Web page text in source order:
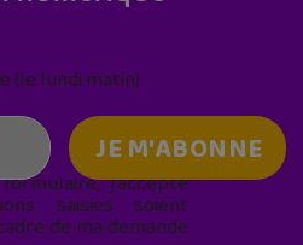
(le lundi matin)
j’accepte
saisies soient
de ma demande